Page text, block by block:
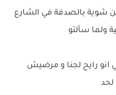
شوية بالصدفة في الشارع
ولما سألتو
انو رايح لجنا و مرضيش